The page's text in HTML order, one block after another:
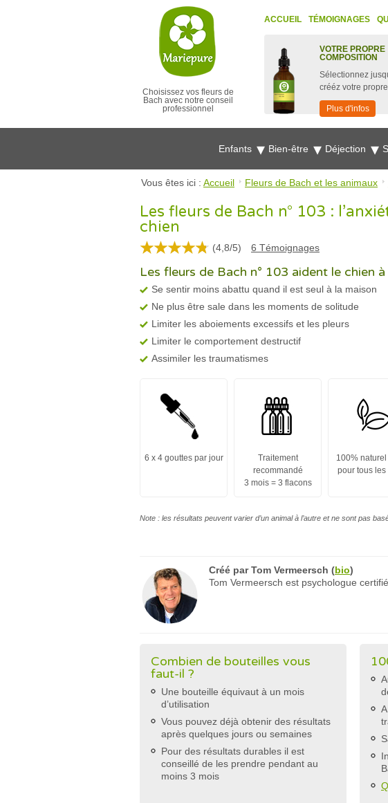
Choisissez vos fleurs de
Bach avec notre conseil
professionnel
ACCUEIL TÉMOIGNAGES
VOTRE PROPRE
COMPOSITION
Sélectionnez
crééz votre
Plus d'infos
Enfants Bien-être Déjection
Vous êtes ici : Accueil Fleurs de Bach et les animaux
Les fleurs de Bach n° 103 :
chien
(4,8/5) 6 Témoignages
Les fleurs de Bach n° 103 aident le chien
Se sentir moins abattu quand il est seul à la maison
Ne plus être sale dans les moments de solitude
Limiter les aboiements excessifs et les pleurs
Limiter le comportement destructif
Assimiler les traumatismes
6 x 4 gouttes par jour
Traitement
recommandé
3 mois = 3 flacons
100% naturel
pour tous les
Note : les résultats peuvent varier d’un animal à l’autre et ne sont pas
Créé parTom Vermeersch (bio)
Tom Vermeersch est psychologue
Combien de bouteilles vous
faut-il ?
Une bouteille équivaut à un mois
d’utilisation
Vous pouvez déjà obtenir des résultats
après quelques jours ou semaines
Pour des résultats durables il est
conseillé de les prendre pendant au
moins 3 mois